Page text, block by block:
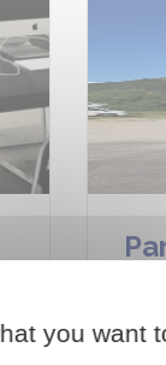
you want